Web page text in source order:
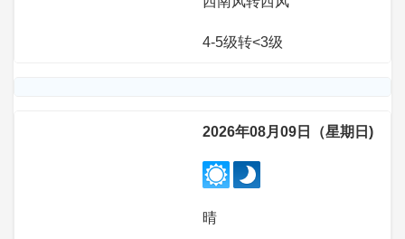
4-5级转<3级
2026年08月09日（星期日)
晴